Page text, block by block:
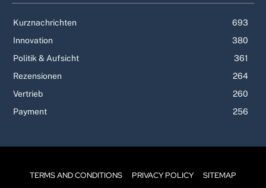
Kurznachrichten
693
Innovation
380
Politik & Aufsicht
361
Rezensionen
264
Vertrieb
260
Payment
256
TERMS AND CONDITIONS PRIVACY POLICY SITEMAP